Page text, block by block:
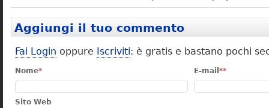
Aggiungi il tuo commento
Fai Login oppure Iscriviti: è gratis e bastano pochi
Nome* E-mail **
Sito Web